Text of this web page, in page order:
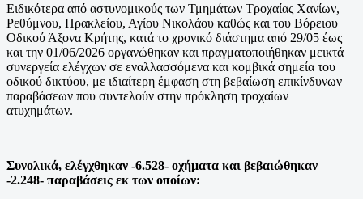
Ειδικότερα από αστυνομικούς των Τμημάτων Τροχαίας Χανίων,
Ρεθύμνου, Ηρακλείου, Αγίου Νικολάου καθώς και του Βόρειου
Οδικού Άξονα Κρήτης, κατά το χρονικό διάστημα από 29/05 έως
και την 01/06/2026 οργανώθηκαν και πραγματοποιήθηκαν μεικτά
συνεργεία ελέγχων σε εναλλασσόμενα και κομβικά σημεία του
οδικού δικτύου, με ιδιαίτερη έμφαση στη βεβαίωση επικίνδυνων
παραβάσεων που συντελούν στην πρόκληση τροχαίων
ατυχημάτων.
Συνολικά, ελέγχθηκαν -6.528- οχήματα και βεβαιώθηκαν
-2.248- παραβάσεις εκ των οποίων: